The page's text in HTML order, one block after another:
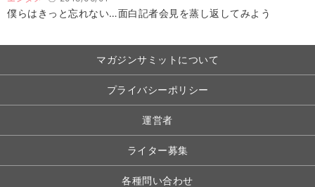
僕らはきっと忘れない…面白記者会見を蒸し返してみよう
マガジンサミットについて
プライバシーポリシー
運営者
ライター募集
各種問い合わせ